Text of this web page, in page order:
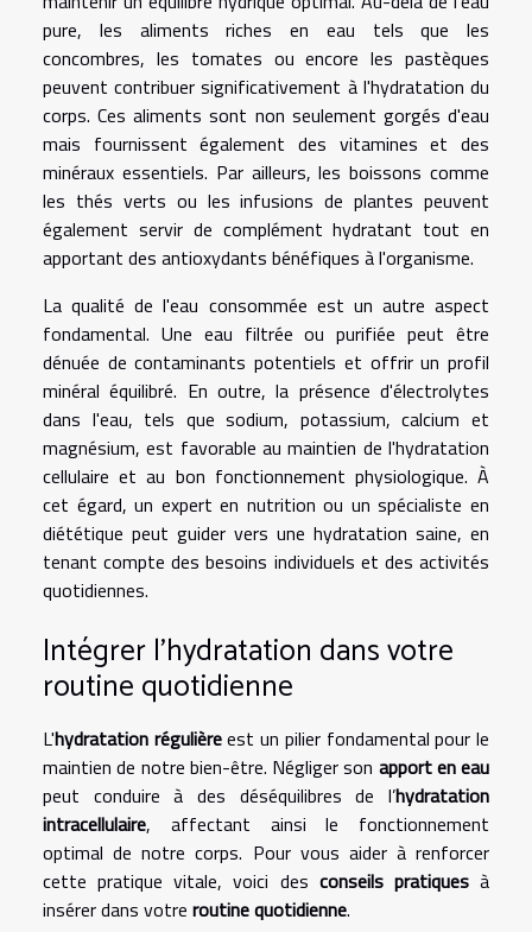
pure, les aliments riches en eau tels que les
concombres, les tomates ou encore les pastèques
peuvent contribuer significativement à l'hydratation du
corps. Ces aliments sont non seulement gorgés d'eau
mais fournissent également des vitamines et des
minéraux essentiels. Par ailleurs, les boissons comme
les thés verts ou les infusions de plantes peuvent
également servir de complément hydratant tout en
apportant des antioxydants bénéfiques à l'organisme.
La qualité de l'eau consommée est un autre aspect
fondamental. Une eau filtrée ou purifiée peut être
dénuée de contaminants potentiels et offrir un profil
minéral équilibré. En outre, la présence d'électrolytes
dans l'eau, tels que sodium, potassium, calcium et
magnésium, est favorable au maintien de l'hydratation
cellulaire et au bon fonctionnement physiologique. À
cet égard, un expert en nutrition ou un spécialiste en
diététique peut guider vers une hydratation saine, en
tenant compte des besoins individuels et des activités
quotidiennes.
Intégrer l'hydratation dans votre
routine quotidienne
L'hydratation régulièreest un pilier fondamental pour le
maintien de notre bien-être. Négliger son apport en eau
peut conduire à des déséquilibres de l’hydratation
intracellulaire, affectant ainsi le fonctionnement
optimal de notre corps. Pour vous aider à renforcer
cette pratique vitale, voici des conseils pratiquesà
insérer dans votre routine quotidienne.